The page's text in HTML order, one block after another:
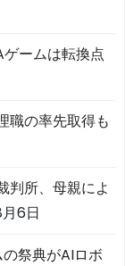
ームは転換点
の率先取得も
所、母親によ
6日
祭典がAIロボ